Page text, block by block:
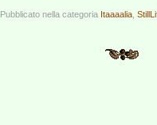
Pubblicato nella categoria Itaaaalia